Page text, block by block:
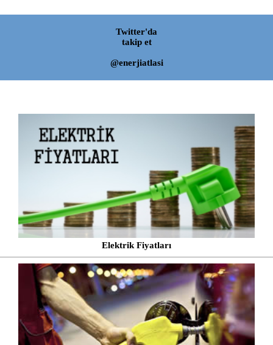
Twitter'da
takip et
@enerjiatlasi
Elektrik Fiyatları